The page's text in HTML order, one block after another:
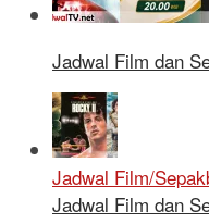
Jadwal Film dan
Jadwal Film/
Jadwal Film dan